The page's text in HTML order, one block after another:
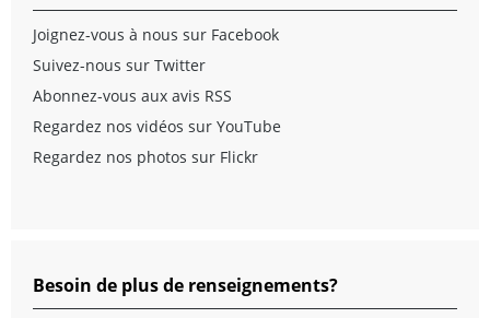
Joignez-vous à nous sur Facebook
Suivez-nous sur Twitter
Abonnez-vous aux avis RSS
Regardez nos vidéos sur YouTube
Regardez nos photos sur Flickr
Besoin de plus de renseignements?